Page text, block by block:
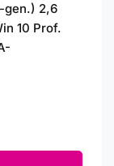
gen.) 2,6
10 Prof.